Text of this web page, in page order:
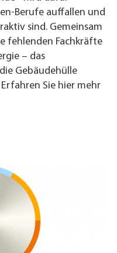
Berufe auffallen und
sind. Gemeinsam
fehlenden Fachkräfte
– das
Gebäudehülle
Sie hier mehr